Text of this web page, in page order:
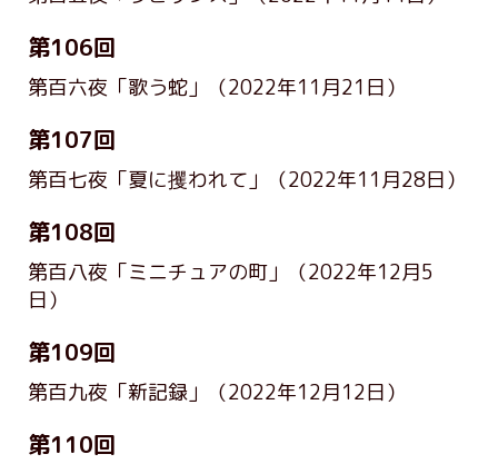
第106回
第百六夜「歌う蛇」 （2022年11月21日）
第107回
第百七夜「夏に攫われて」 （2022年11月28日）
第108回
第百八夜「ミニチュアの町」
（2022年12月5
日）
第109回
第百九夜「新記録」 （2022年12月12日）
第110回